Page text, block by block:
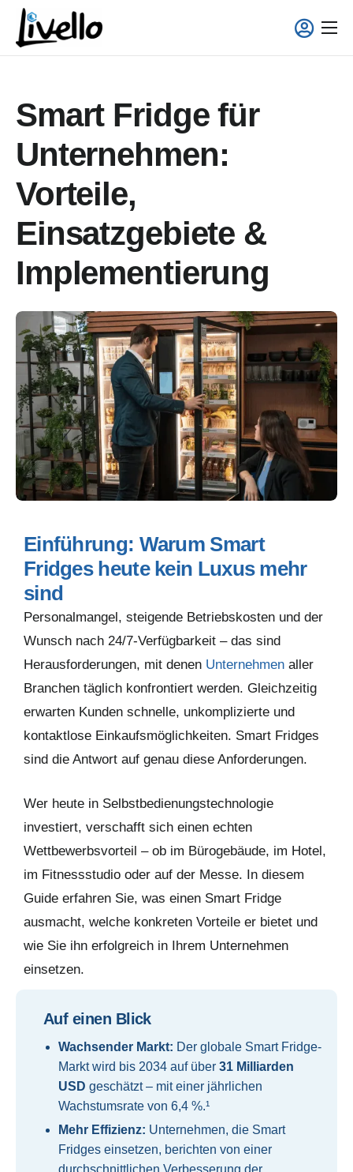
content
Einsatzgebiete
Über uns
Smart Fridge für
Unternehmen:
Vorteile,
Einsatzgebiete &
Implementierung
Einführung: Warum Smart
Fridges heute kein Luxus mehr
sind
Personalmangel, steigende Betriebskosten und der
Wunsch nach 24/7-Verfügbarkeit – das sind
Herausforderungen, mit denen Unternehmen aller
Branchen täglich konfrontiert werden. Gleichzeitig
erwarten Kunden schnelle, unkomplizierte und
kontaktlose Einkaufsmöglichkeiten. Smart Fridges
sind die Antwort auf genau diese Anforderungen.
Wer heute in Selbstbedienungstechnologie
investiert, verschafft sich einen echten
Wettbewerbsvorteil – ob im Bürogebäude, im Hotel,
im Fitnessstudio oder auf der Messe. In diesem
Guide erfahren Sie, was einen Smart Fridge
ausmacht, welche konkreten Vorteile er bietet und
wie Sie ihn erfolgreich in Ihrem Unternehmen
einsetzen.
Auf einen Blick
Wachsender Markt: Der globale Smart Fridge-
Markt wird bis 2034 auf über 31 Milliarden
USD geschätzt – mit einer jährlichen
Wachstumsrate von 6,4 %.¹
Mehr Effizienz: Unternehmen, die Smart
Fridges einsetzen, berichten von einer
durchschnittlichen Verbesserung der